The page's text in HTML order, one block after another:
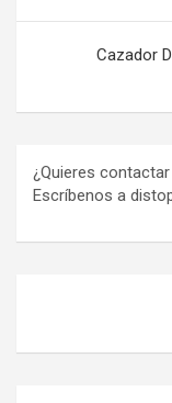
entradas
Cazador
¿Quieres
Escríbenos a